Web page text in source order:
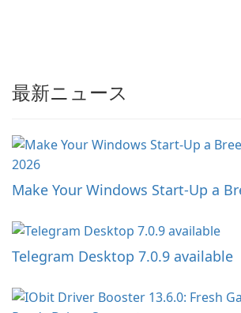
最新ニュース
Make Your Windows Start-Up a
Telegram Desktop 7.0.9 available